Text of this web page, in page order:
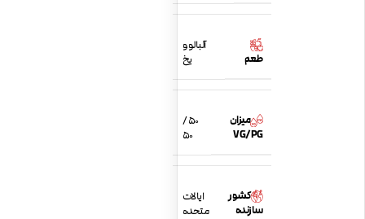
طعم
آلبالو و
یخ
میزان
VG/PG
50 /
50
کشور
سازنده
ایالات
متحده